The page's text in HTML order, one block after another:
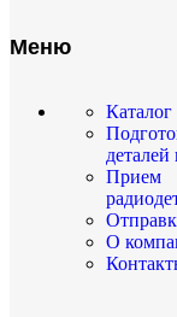
Меню
Каталог
деталей
Прием
О